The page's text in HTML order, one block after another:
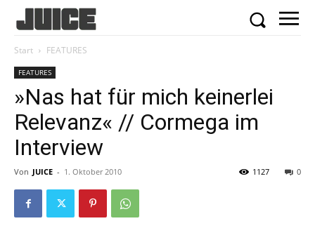
Start FEATURES
FEATURES
»Nas hat für mich keinerlei
Relevanz« // Cormega im
Interview
Von JUICE - 1. Oktober 2010 0
1127